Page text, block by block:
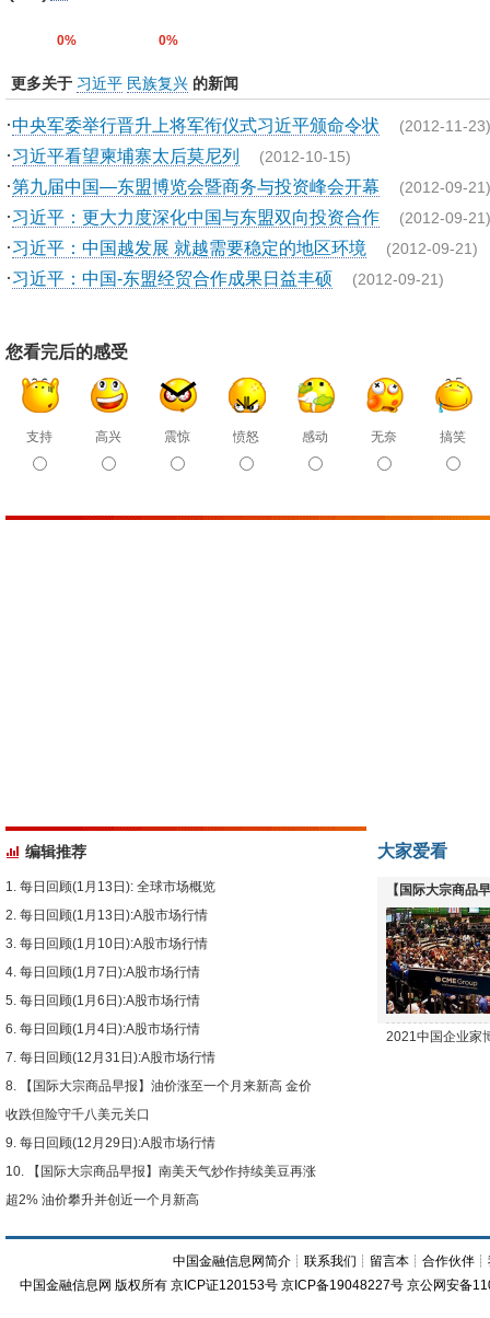
0% 0%
更多关于 习近平 民族复兴 的新闻
·中央军委举行晋升上将军衔仪式习近平颁命令状 (2012-11-23)
·习近平看望柬埔寨太后莫尼列 (2012-10-15)
·第九届中国—东盟博览会暨商务与投资峰会开幕 (2012-09-21)
·习近平：更大力度深化中国与东盟双向投资合作 (2012-09-21)
·习近平：中国越发展 就越需要稳定的地区环境 (2012-09-21)
·习近平：中国-东盟经贸合作成果日益丰硕 (2012-09-21)
您看完后的感受
支持 高兴 震惊 愤怒 感动 无奈 搞笑
编辑推荐
每日回顾(1月13日): 全球市场概览
每日回顾(1月13日):A股市场行情
每日回顾(1月10日):A股市场行情
每日回顾(1月7日):A股市场行情
每日回顾(1月6日):A股市场行情
每日回顾(1月4日):A股市场行情
每日回顾(12月31日):A股市场行情
【国际大宗商品早报】油价涨至一个月来新高 金价
收跌但险守千八美元关口
每日回顾(12月29日):A股市场行情
【国际大宗商品早报】南美天气炒作持续美豆再涨
超2% 油价攀升并创近一个月新高
大家爱看
【国际大宗商品
下跌
2021中国企业家
中国金融信息网简介 ┊联系我们 ┊ 留言本 ┊合作伙伴 ┊
中国金融信息网 版权所有 京ICP证120153号 京ICP备19048227号 京公网安备